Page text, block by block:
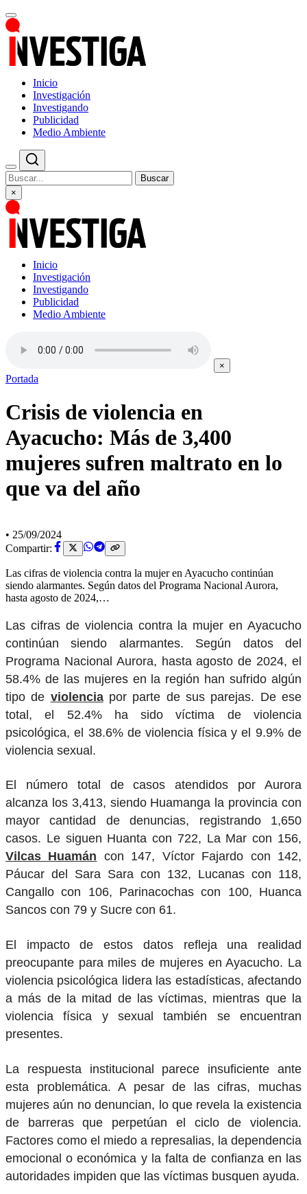
Inicio
Investigación
Investigando
Publicidad
Medio Ambiente
Buscar
×
Inicio
Investigación
Investigando
Publicidad
Medio Ambiente
×
Portada
Crisis de violencia en
Ayacucho: Más de 3,400
mujeres sufren maltrato en lo
que va del año
• 25/09/2024
Compartir:
Las cifras de violencia contra la mujer en Ayacucho continúan
siendo alarmantes. Según datos del Programa Nacional Aurora,
hasta agosto de 2024,…
Las cifras de violencia contra la mujer en Ayacucho
continúan siendo alarmantes. Según datos del
Programa Nacional Aurora, hasta agosto de 2024, el
58.4% de las mujeres en la región han sufrido algún
tipo de violenciapor parte de sus parejas. De ese
total, el 52.4% ha sido víctima de violencia
psicológica, el 38.6% de violencia física y el 9.9% de
violencia sexual.
El número total de casos atendidos por Aurora
alcanza los 3,413, siendo Huamanga la provincia con
mayor cantidad de denuncias, registrando 1,650
casos. Le siguen Huanta con 722, La Mar con 156,
Vilcas Huamán con 147, Víctor Fajardo con 142,
Páucar del Sara Sara con 132, Lucanas con 118,
Cangallo con 106, Parinacochas con 100, Huanca
Sancos con 79 y Sucre con 61.
El impacto de estos datos refleja una realidad
preocupante para miles de mujeres en Ayacucho. La
violencia psicológica lidera las estadísticas, afectando
a más de la mitad de las víctimas, mientras que la
violencia física y sexual también se encuentran
presentes.
La respuesta institucional parece insuficiente ante
esta problemática. A pesar de las cifras, muchas
mujeres aún no denuncian, lo que revela la existencia
de barreras que perpetúan el ciclo de violencia.
Factores como el miedo a represalias, la dependencia
emocional o económica y la falta de confianza en las
autoridades impiden que las víctimas busquen ayuda.